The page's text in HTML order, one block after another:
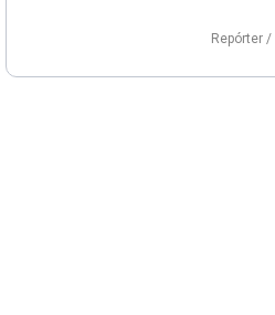
Repórter /